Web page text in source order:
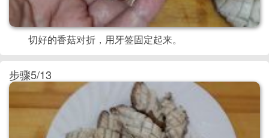
切好的香菇对折，用牙签固定起来。
步骤5/13